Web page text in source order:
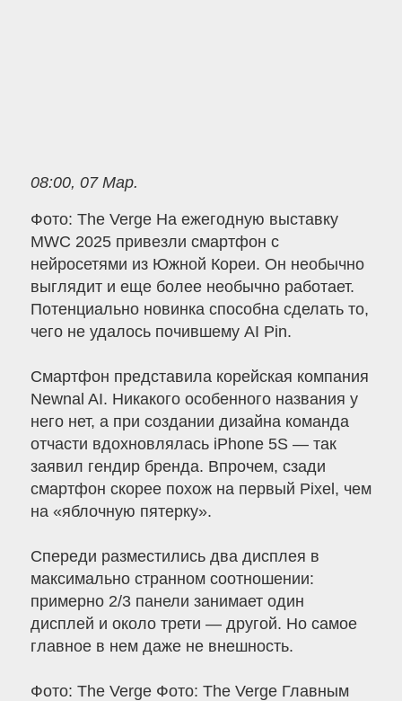
08:00, 07 Мар.
Фото: The Verge На ежегодную выставку
MWC 2025 привезли смартфон с
нейросетями из Южной Кореи. Он необычно
выглядит и еще более необычно работает.
Потенциально новинка способна сделать то,
чего не удалось почившему AI Pin.
Смартфон представила корейская компания
Newnal AI. Никакого особенного названия у
него нет, а при создании дизайна команда
отчасти вдохновлялась iPhone 5S — так
заявил гендир бренда. Впрочем, сзади
смартфон скорее похож на первый Pixel, чем
на «яблочную пятерку».
Спереди разместились два дисплея в
максимально странном соотношении:
примерно 2/3 панели занимает один
дисплей и около трети — другой. Но самое
главное в нем даже не внешность.
Фото: The Verge Фото: The Verge Главным